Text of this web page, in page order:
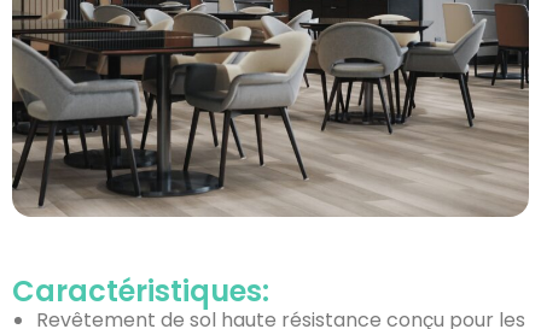
Caractéristiques:
Revêtement de sol haute résistance conçu pour les